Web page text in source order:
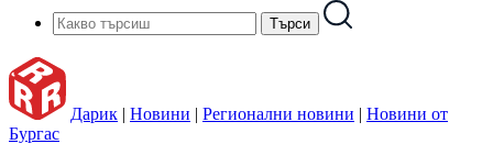
Дарик | Новини | Регионални новини | Новини от
Бургас